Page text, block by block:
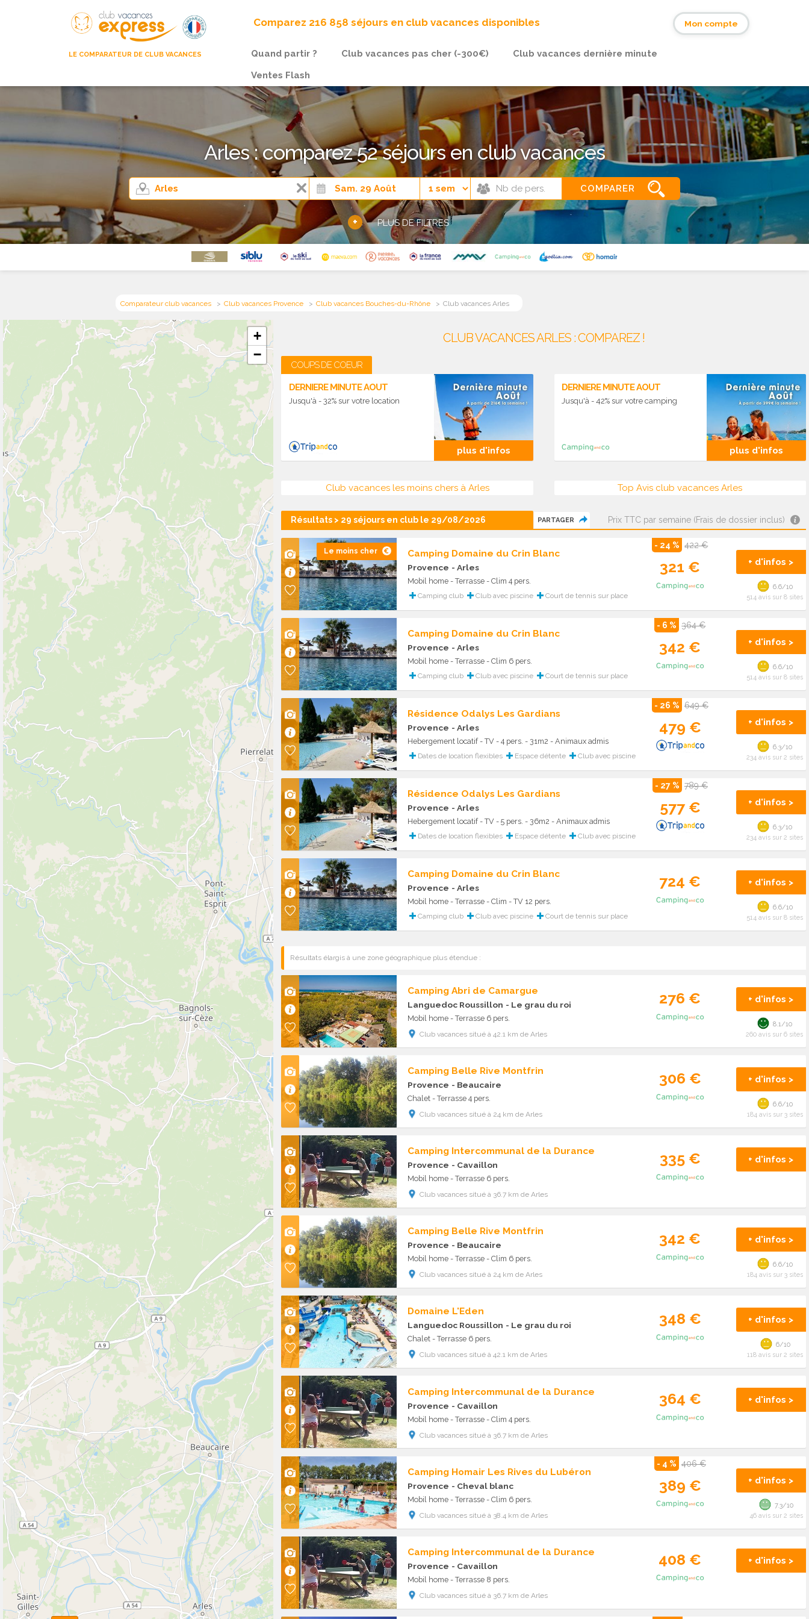
LE COMPARATEUR DE CLUB VACANCES
Comparez 216 858 séjours en club vacances disponibles Mon compte
Quand partir ? Club vacances pas cher (-300€)
Club vacances dernière minute
Ventes Flash
Arles : comparez 52 séjours en club vacances
COMPARER
+ PLUS DE FILTRES
Comparateur club vacances Club vacances Provence Club vacances Bouches-du-Rhône Club vacances Arles
+
−
CLUB VACANCES ARLES : COMPAREZ !
COUPS DE COEUR
DERNIERE MINUTE AOUT
Jusqu'à - 32% sur votre location
plus d'infos
DERNIERE MINUTE AOUT
Jusqu'à - 42% sur votre camping
plus d'infos
Club vacances les moins chers à Arles Top Avis club vacances Arles
Résultats > 29 séjours en club le 29/08/2026 PARTAGER Prix TTC par semaine (Frais de dossier inclus)
Le moins cher Camping Domaine du Crin Blanc
Provence - Arles
Mobil home - Terrasse - Clim 4 pers.
Camping club Club avec piscine Court de tennis sur place
- 24 % 422 €
321 € + d'infos >
6.6/10
514 avis sur 8 sites
Camping Domaine du Crin Blanc
Provence - Arles
Mobil home - Terrasse - Clim 6 pers.
Camping club Club avec piscine Court de tennis sur place
- 6 % 364 €
342 € + d'infos >
6.6/10
514 avis sur 8 sites
Résidence Odalys Les Gardians
Provence - Arles
Hebergement locatif - TV - 4 pers. - 31m2 - Animaux admis
Dates de location flexibles Espace détente Club avec piscine
- 26 % 649 €
479 € + d'infos >
6.3/10
234 avis sur 2 sites
Résidence Odalys Les Gardians
Provence - Arles
Hebergement locatif - TV - 5 pers. - 36m2 - Animaux admis
Dates de location flexibles Espace détente Club avec piscine
- 27 % 789 €
577 € + d'infos >
6.3/10
234 avis sur 2 sites
Camping Domaine du Crin Blanc
Provence - Arles
Mobil home - Terrasse - Clim - TV 12 pers.
Camping club Club avec piscine Court de tennis sur place
724 € + d'infos >
6.6/10
514 avis sur 8 sites
Résultats élargis à une zone géographique plus étendue :
Camping Abri de Camargue
Languedoc Roussillon - Le grau du roi
Mobil home - Terrasse 6 pers.
Club vacances situé à 42.1 km de Arles
276 € + d'infos >
8.1/10
260 avis sur 6 sites
Camping Belle Rive Montfrin
Provence - Beaucaire
Chalet - Terrasse 4 pers.
Club vacances situé à 24 km de Arles
306 € + d'infos >
6.6/10
184 avis sur 3 sites
Camping Intercommunal de la Durance
Provence - Cavaillon
Mobil home - Terrasse 6 pers.
Club vacances situé à 36.7 km de Arles
335 € + d'infos >
Camping Belle Rive Montfrin
Provence - Beaucaire
Mobil home - Terrasse - Clim 6 pers.
Club vacances situé à 24 km de Arles
342 € + d'infos >
6.6/10
184 avis sur 3 sites
Domaine L'Eden
Languedoc Roussillon - Le grau du roi
Chalet - Terrasse 6 pers.
Club vacances situé à 42.1 km de Arles
348 € + d'infos >
6/10
118 avis sur 2 sites
Camping Intercommunal de la Durance
Provence - Cavaillon
Mobil home - Terrasse - Clim 4 pers.
Club vacances situé à 36.7 km de Arles
364 € + d'infos >
Camping Homair Les Rives du Lubéron
Provence - Cheval blanc
Mobil home - Terrasse - Clim 6 pers.
Club vacances situé à 38.4 km de Arles
- 4 % 406 €
389 € + d'infos >
7.3/10
46 avis sur 2 sites
Camping Intercommunal de la Durance
Provence - Cavaillon
Mobil home - Terrasse 8 pers.
Club vacances situé à 36.7 km de Arles
408 € + d'infos >